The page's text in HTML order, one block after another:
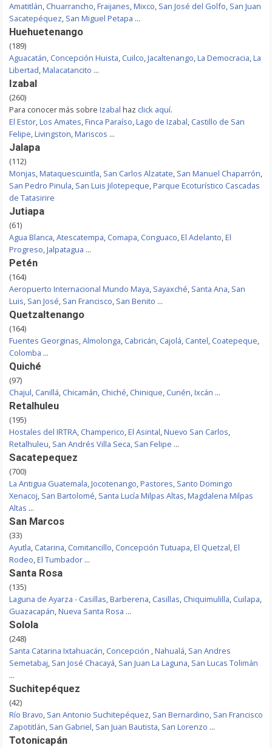
Amatitlán, Chuarrancho,Fraijanes,Mixco, San José del Golfo, San Juan
Sacatepéquez, San Miguel Petapa ...
Huehuetenango
(189)
Aguacatán, Concepción Huista, Cuilco,Jacaltenango,La Democracia,La
Libertad,Malacatancito ...
Izabal
(260)
Para conocer más sobre Izabal haz click aquí.
El Estor,Los Amates,Finca Paraíso,Lago de Izabal, Castillo de San
Felipe,Livingston,Mariscos ...
Jalapa
(112)
Monjas,Mataquescuintla, San Carlos Alzatate, San Manuel Chaparrón,
San Pedro Pinula, San Luis Jilotepeque,Parque Ecoturístico Cascadas
de Tatasirire
Jutiapa
(61)
Agua Blanca,Atescatempa, Comapa, Conguaco,El Adelanto,El
Progreso,Jalpatagua ...
Petén
(164)
Aeropuerto Internacional Mundo Maya, Sayaxché, Santa Ana, San
Luis, San José, San Francisco, San Benito ...
Quetzaltenango
(164)
Fuentes Georginas,Almolonga, Cabricán, Cajolá, Cantel, Coatepeque,
Colomba ...
Quiché
(97)
Chajul, Canillá, Chicamán, Chiché, Chinique, Cunén,Ixcán ...
Retalhuleu
(195)
Hostales del IRTRA, Champerico,El Asintal,Nuevo San Carlos,
Retalhuleu, San Andrés Villa Seca, San Felipe ...
Sacatepequez
(700)
La Antigua Guatemala,Jocotenango,Pastores, Santo Domingo
Xenacoj, San Bartolomé, Santa Lucía Milpas Altas,Magdalena Milpas
Altas ...
San Marcos
(33)
Ayutla, Catarina, Comitancillo, Concepción Tutuapa,El Quetzal,El
Rodeo,El Tumbador ...
Santa Rosa
(135)
Laguna de Ayarza - Casillas,Barberena, Casillas, Chiquimulilla, Cuilapa,
Guazacapán,Nueva Santa Rosa ...
Solola
(248)
Santa Catarina Ixtahuacán, Concepción ,Nahualá, San Andres
Semetabaj, San José Chacayá, San Juan La Laguna, San Lucas Tolimán
...
Suchitepéquez
(42)
Río Bravo, San Antonio Suchitepéquez, San Bernardino, San Francisco
Zapotitlán, San Gabriel, San Juan Bautista, San Lorenzo ...
Totonicapán